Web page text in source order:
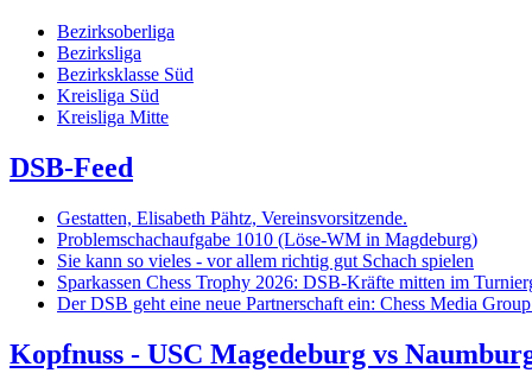
Bezirksoberliga
Bezirksliga
Bezirksklasse Süd
Kreisliga Süd
Kreisliga Mitte
DSB-Feed
Gestatten, Elisabeth Pähtz, Vereinsvorsitzende.
Problemschachaufgabe 1010 (Löse-WM in Magdeburg)
Sie kann so vieles - vor allem richtig gut Schach spielen
Sparkassen Chess Trophy 2026: DSB-Kräfte mitten im
Der DSB geht eine neue Partnerschaft ein: Chess Media
Kopfnuss - USC Magedeburg vs